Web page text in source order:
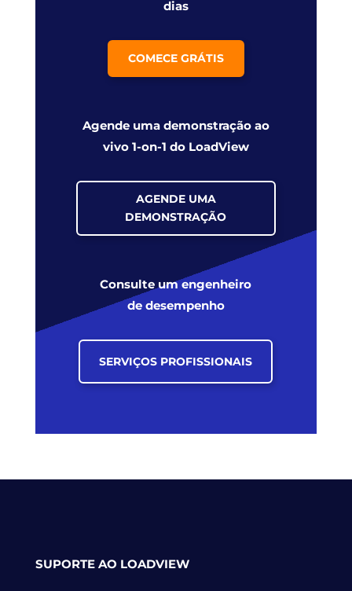
dias
COMECE GRÁTIS
Agende uma demonstração ao
vivo 1-on-1 do LoadView
AGENDE UMA
DEMONSTRAÇÃO
Consulte um engenheiro
de desempenho
SERVIÇOS PROFISSIONAIS
SUPORTE AO LOADVIEW